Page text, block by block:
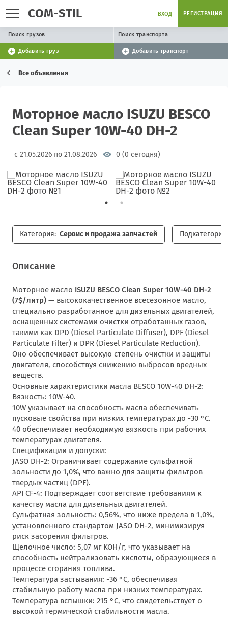
COM-STIL ВХОД РЕГИСТРАЦИЯ
Поиск грузов Поиск транспорта
Добавить груз Добавить транспорт
Все объявления
Моторное масло ISUZU BESCO
Clean Super 10W-40 DH-2
с 21.05.2026 по 21.08.2026 0 (0 сегодня)
Категория: Сервис и продажа запчастей Подкатегория:
Описание
Моторное масло ISUZU BESCO Clean Super 10W-40 DH-2
(7$/литр) — высококачественное всесезонное масло,
специально разработанное для дизельных двигателей,
оснащенных системами очистки отработанных газов,
такими как DPD (Diesel Particulate Diffuser), DPF (Diesel
Particulate Filter) и DPR (Diesel Particulate Reduction).
Оно обеспечивает высокую степень очистки и защиты
двигателя, способствуя снижению выбросов вредных
веществ.
Основные характеристики масла BESCO 10W-40 DH-2:
Вязкость: 10W-40.
10W указывает на способность масла обеспечивать
пусковые свойства при низких температурах до -30 °C.
40 обеспечивает необходимую вязкость при рабочих
температурах двигателя.
Спецификации и допуски:
JASO DH-2: Ограничивает содержание сульфатной
зольности до 1,0%, что важно для защиты фильтров
твердых частиц (DPF).
API CF-4: Подтверждает соответствие требованиям к
качеству масла для дизельных двигателей.
Сульфатная зольность: 0,56%, что ниже предела в 1,0%,
установленного стандартом JASO DH-2, минимизируя
риск засорения фильтров.
Щелочное число: 5,07 мг KOH/г, что указывает на
способность нейтрализовать кислоты, образующиеся в
процессе сгорания топлива.
Температура застывания: -36 °C, обеспечивая
стабильную работу масла при низких температурах.
Температура вспышки: 215 °C, что свидетельствует о
высокой термической стабильности масла.